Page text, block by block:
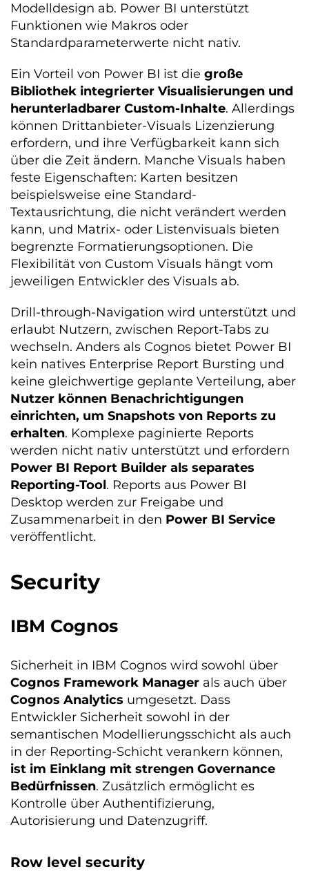
Modelldesign ab. Power BI unterstützt
Funktionen wie Makros oder
Standardparameterwerte nicht nativ.
Ein Vorteil von Power BI ist die große
Bibliothek integrierter Visualisierungen und
herunterladbarer Custom-Inhalte. Allerdings
können Drittanbieter-Visuals Lizenzierung
erfordern, und ihre Verfügbarkeit kann sich
über die Zeit ändern. Manche Visuals haben
feste Eigenschaften: Karten besitzen
beispielsweise eine Standard-
Textausrichtung, die nicht verändert werden
kann, und Matrix- oder Listenvisuals bieten
begrenzte Formatierungsoptionen. Die
Flexibilität von Custom Visuals hängt vom
jeweiligen Entwickler des Visuals ab.
Drill-through-Navigation wird unterstützt und
erlaubt Nutzern, zwischen Report-Tabs zu
wechseln. Anders als Cognos bietet Power BI
kein natives Enterprise Report Bursting und
keine gleichwertige geplante Verteilung, aber
Nutzer können Benachrichtigungen
einrichten, um Snapshots von Reports zu
erhalten. Komplexe paginierte Reports
werden nicht nativ unterstützt und erfordern
Power BI Report Builder als separates
Reporting-Tool. Reports aus Power BI
Desktop werden zur Freigabe und
Zusammenarbeit in den Power BI Service
veröffentlicht.
Security
IBM Cognos
Sicherheit in IBM Cognos wird sowohl über
Cognos Framework Manager als auch über
Cognos Analytics umgesetzt. Dass
Entwickler Sicherheit sowohl in der
semantischen Modellierungsschicht als auch
in der Reporting-Schicht verankern können,
ist im Einklang mit strengen Governance
Bedürfnissen. Zusätzlich ermöglicht es
Kontrolle über Authentifizierung,
Autorisierung und Datenzugriff.
Row level security